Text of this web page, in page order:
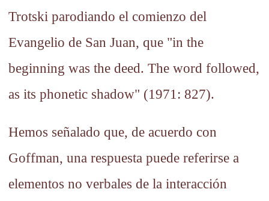
Trotski parodiando el comienzo del
Evangelio de San Juan, que "in the
beginning was the deed. The word followed,
as its phonetic shadow" (1971: 827).
Hemos señalado que, de acuerdo con
Goffman, una respuesta puede referirse a
elementos no verbales de la interacción